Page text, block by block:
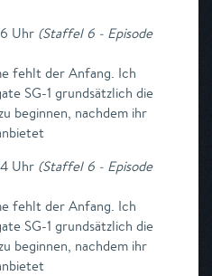
Uhr (Staffel 6 - Episode
fehlt der Anfang. Ich
SG-1 grundsätzlich die
beginnen, nachdem ihr
Uhr (Staffel 6 - Episode
fehlt der Anfang. Ich
SG-1 grundsätzlich die
beginnen, nachdem ihr